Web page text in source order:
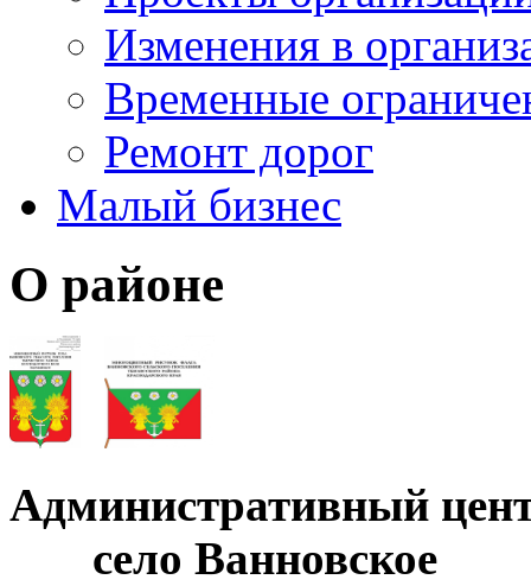
Изменения в
Временные
Ремонт дорог
Малый бизнес
О районе
Административный
село Ванновское